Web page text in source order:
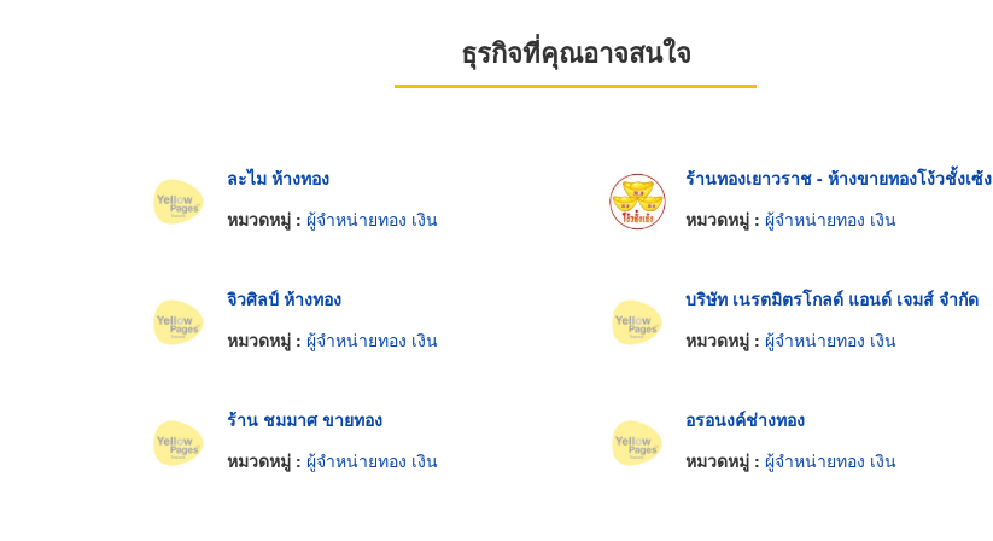
ธุรกิจที่คุณอาจสนใจ
ละไม ห้างทอง
หมวดหมู่ : ผู้จำหน่ายทอง เงิน
ร้านทองเยาวราช - ห้างขายทองโง้วชั้งเซ้ง
หมวดหมู่ : ผู้จำหน่ายทอง เงิน
จิวศิลป์ ห้างทอง
หมวดหมู่ : ผู้จำหน่ายทอง เงิน
บริษัท เนรตมิตรโกลด์ แอนด์ เจมส์ จำกัด
หมวดหมู่ : ผู้จำหน่ายทอง เงิน
ร้าน ชมมาศ ขายทอง
หมวดหมู่ : ผู้จำหน่ายทอง เงิน
อรอนงค์ช่างทอง
หมวดหมู่ : ผู้จำหน่ายทอง เงิน